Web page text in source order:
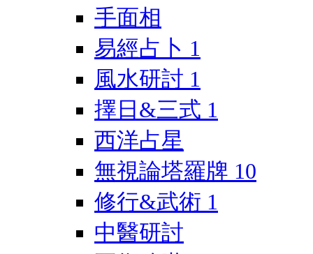
手面相
易經占卜 1
風水研討 1
擇日&三式 1
西洋占星
無視論塔羅牌 10
修行&武術 1
中醫研討